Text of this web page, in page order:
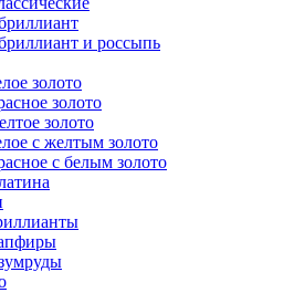
и россыпь
золото
золото
золото
с желтым золото
с белым золото